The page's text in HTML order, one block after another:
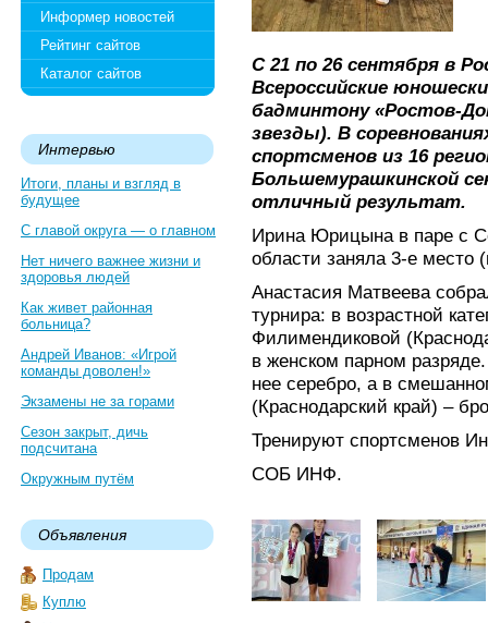
Информер новостей
Рейтинг сайтов
Каталог сайтов
Интервью
Итоги, планы и взгляд в
будущее
С главой округа — о главном
Нет ничего важнее жизни и
здоровья людей
Как живет районная
больница?
Андрей Иванов: «Игрой
команды доволен!»
Экзамены не за горами
Сезон закрыт, дичь
подсчитана
Окружным путём
Объявления
Продам
Куплю
С 21 по 26 сентября в
Всероссийские
бадминтону «Ростов-
звезды). В
спортсменов из 16
Большемурашкинской
отличный результат.
Ирина Юрицына в паре с
области заняла 3-е место
Анастасия Матвеева
турнира: в возрастной
Филимендиковой
в женском парном
нее серебро, а в
(Краснодарский край) –
Тренируют спортсменов
СОБ ИНФ.